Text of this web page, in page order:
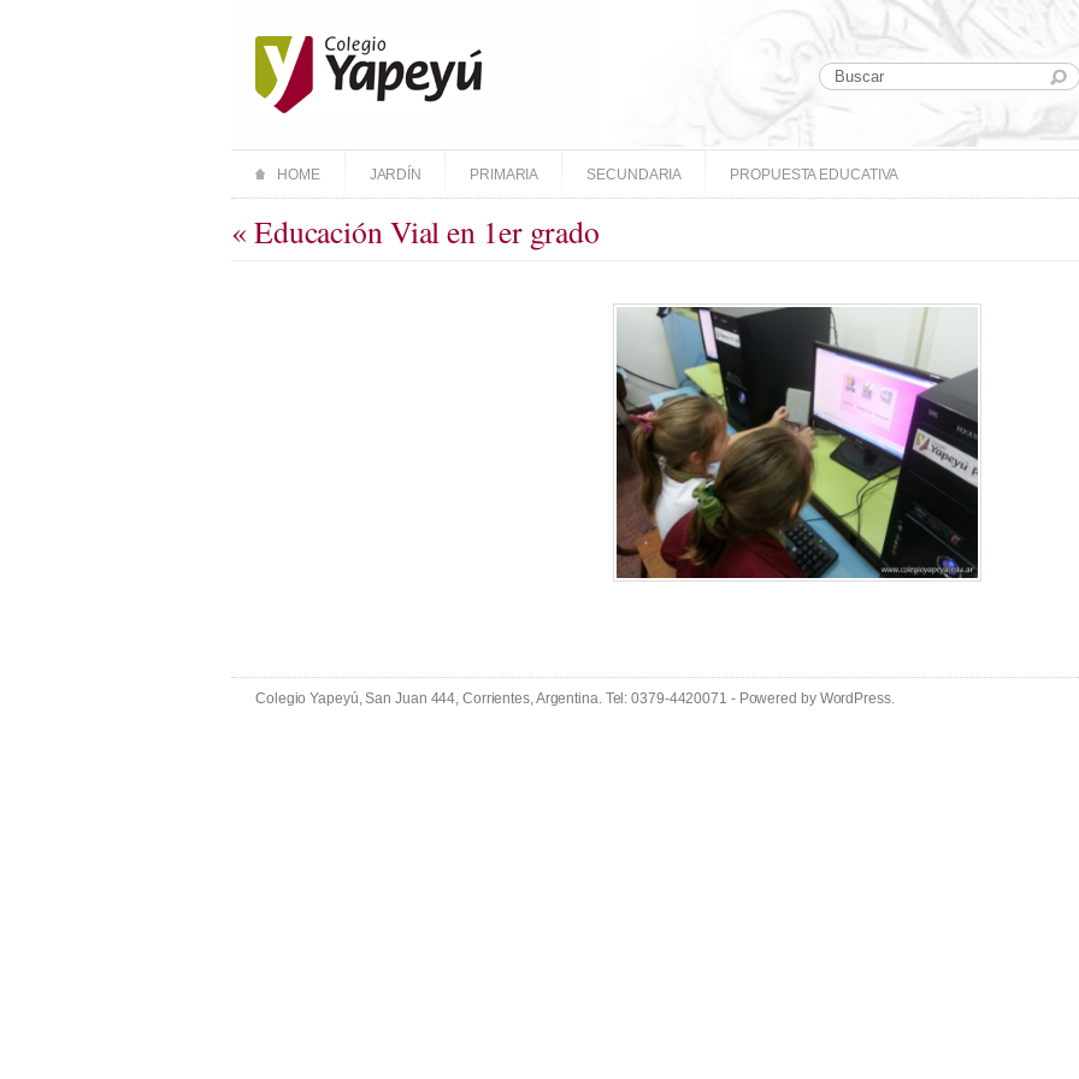
HOME JARDÍN PRIMARIA SECUNDARIA PROPUESTA EDUCATIVA
« Educación Vial en 1er grado
Colegio Yapeyú, San Juan 444, Corrientes, Argentina. Tel: 0379-4420071 - Powered by WordPress.